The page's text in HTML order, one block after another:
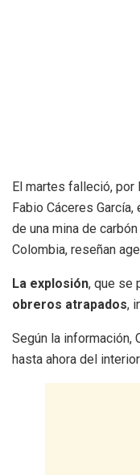
El martes falleció, por
Fabio Cáceres García,
de una mina de
Colombia, reseñan
La explosión, que se
obreros atrapados,
Según la información,
hasta ahora del